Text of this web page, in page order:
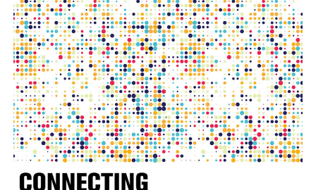
φωτο:aftodioikisi